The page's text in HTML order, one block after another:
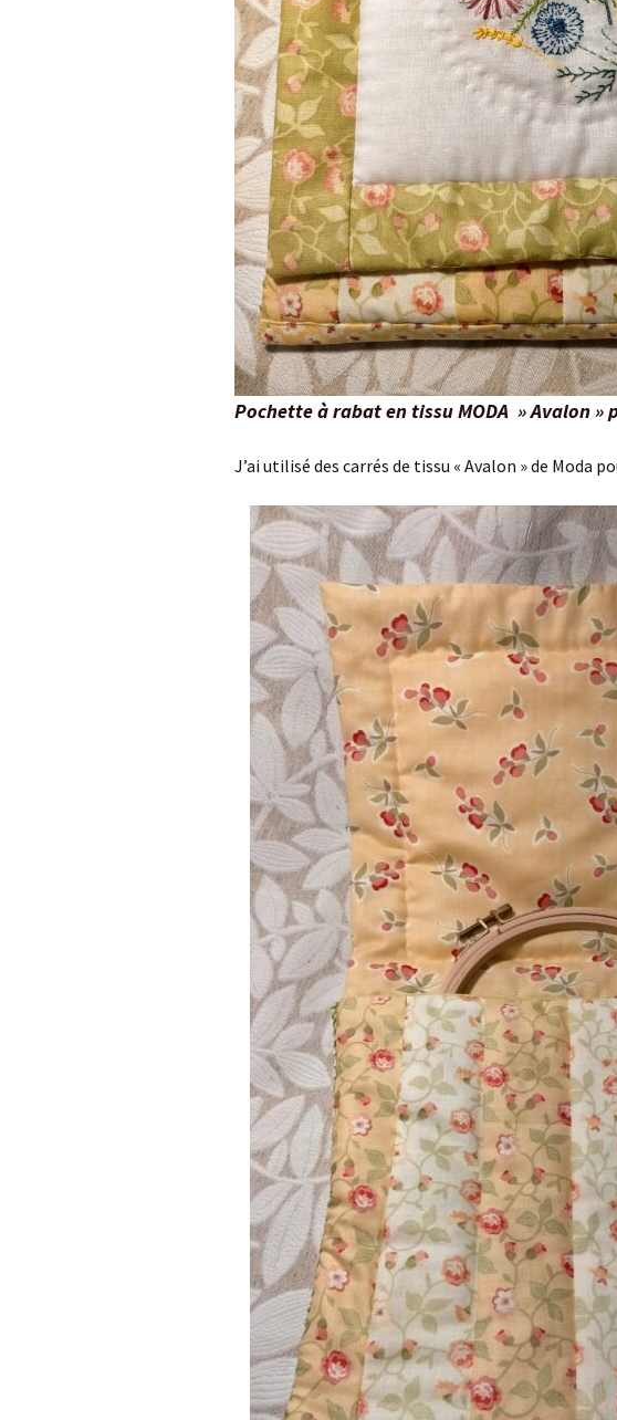
Pochette à rabat en tissu MODA » Avalon »
J’ai utilisé des carrés de tissu « Avalon » de Moda